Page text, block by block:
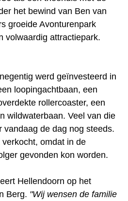
het bewind van Ben van
groeide Avonturenpark
volwaardig attractiepark.
werd geïnvesteerd in
loopingachtbaan, een
rollercoaster, een
wildwaterbaan. Veel van die
vandaag de dag nog steeds.
omdat in de
gevonden kon worden.
Hellendoorn op het
Berg. "Wij wensen de familie